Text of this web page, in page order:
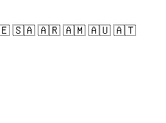
🇸🇦 🇦🇷 🇦🇲 🇦🇺 🇦🇹